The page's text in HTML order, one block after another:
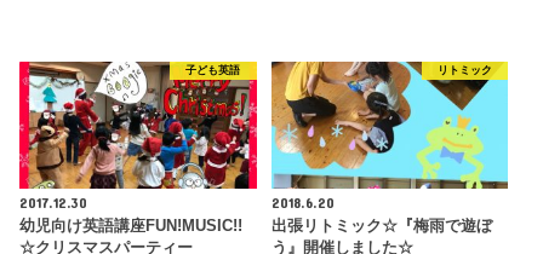
子ども英語
2017.12.30
幼児向け英語講座FUN!MUSIC!!
☆クリスマスパーティー
リトミック
2018.6.20
出張リトミック☆『梅雨で遊ぼ
う』開催しました☆